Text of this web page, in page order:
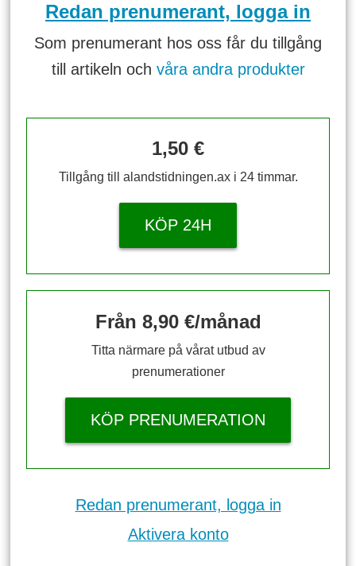
Redan prenumerant, logga in
Som prenumerant hos oss får du tillgång
till artikeln och våra andra produkter
1,50 €
Tillgång till alandstidningen.ax i 24 timmar.
KÖP 24H
Från 8,90 €/månad
Titta närmare på vårat utbud av
prenumerationer
KÖP PRENUMERATION
Redan prenumerant, logga in
Aktivera konto